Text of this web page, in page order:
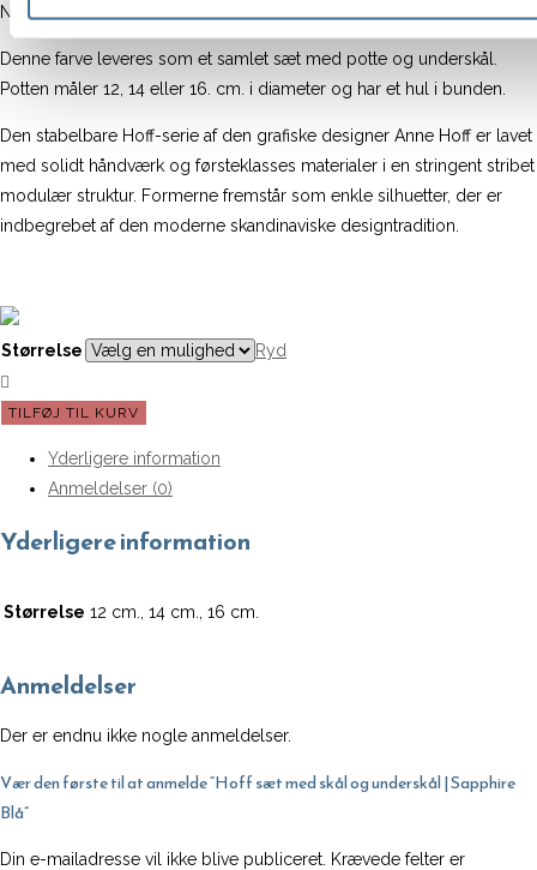
Nærmets som en midnatshimmel.
Denne farve leveres som et samlet sæt med potte og underskål.
Potten måler 12, 14 eller 16. cm. i diameter og har et hul i bunden.
Den stabelbare Hoff-serie af den grafiske designer Anne Hoff er lavet
med solidt håndværk og førsteklasses materialer i en stringent stribet
modulær struktur. Formerne fremstår som enkle silhuetter, der er
indbegrebet af den moderne skandinaviske designtradition.
Størrelse Ryd
Hoff
og
underskål
Sapphire
antal
TILFØJ TIL KURV
Yderligere information
Anmeldelser (0)
Yderligere information
Størrelse 12 cm., 14 cm., 16 cm.
Anmeldelser
Der er endnu ikke nogle anmeldelser.
Vær den første til at anmelde “Hoff sæt med skål og underskål | Sapphire
Blå”
Din e-mailadresse vil ikke blive publiceret. Krævede felter er